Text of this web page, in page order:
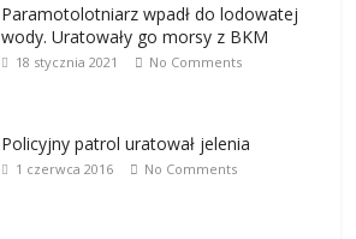
Paramotolotniarz wpadł do lodowatej
wody. Uratowały go morsy z BKM
18 stycznia 2021 No Comments
Policyjny patrol uratował jelenia
1 czerwca 2016 No Comments